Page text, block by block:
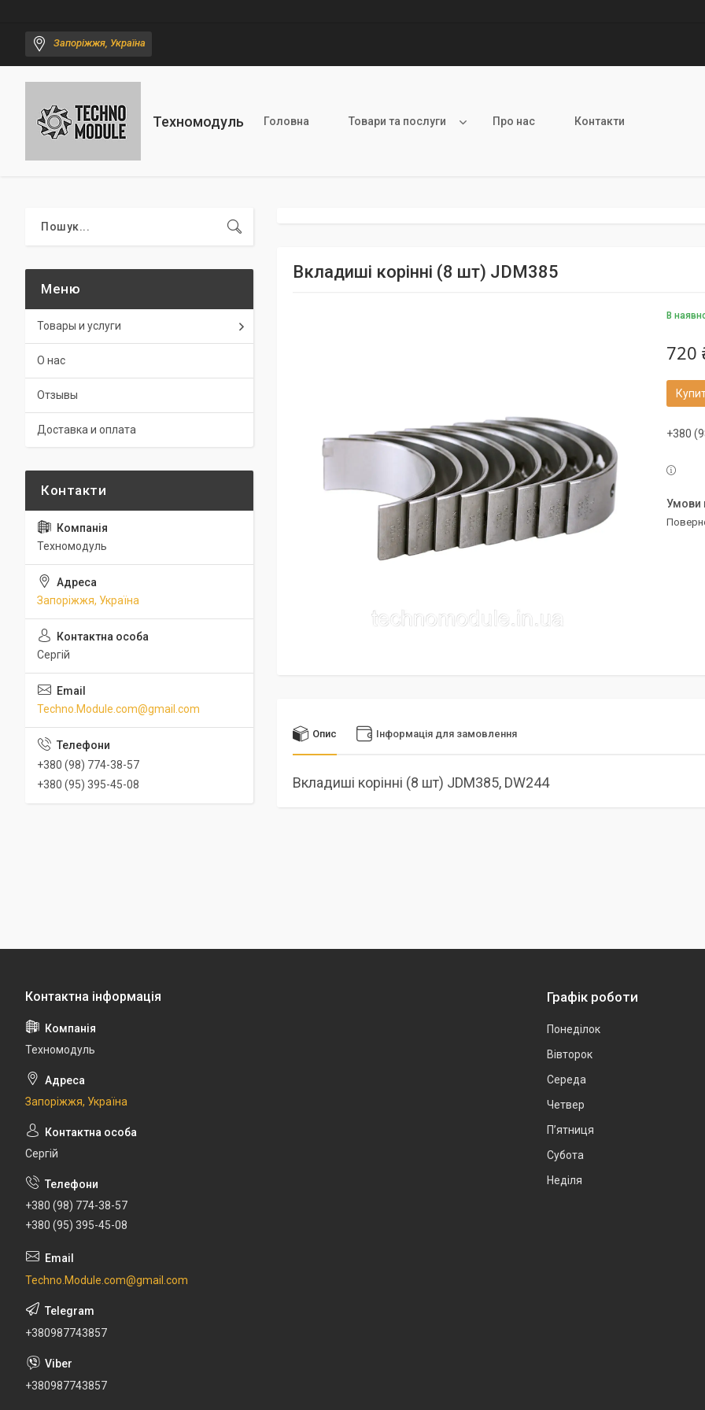
Запоріжжя, Україна
Техномодуль Головна Товари та послуги Про нас Контакти
Вкладиші корінні (8 шт) JDM385
В
720
+380
Опис Інформація для замовлення
Вкладиші корінні (8 шт) JDM385, DW244
Товары и услуги
О нас
Отзывы
Доставка и оплата
Техномодуль
Запоріжжя, Україна
Сергій
Techno.Module.com@gmail.com
+380 (98) 774-38-57
+380 (95) 395-45-08
Техномодуль
Запоріжжя, Україна
Сергій
+380 (98) 774-38-57
+380 (95) 395-45-08
Techno.Module.com@gmail.com
+380987743857
+380987743857
Графік роботи
Понеділок
Вівторок
Середа
Четвер
Пʼятниця
Субота
Неділя